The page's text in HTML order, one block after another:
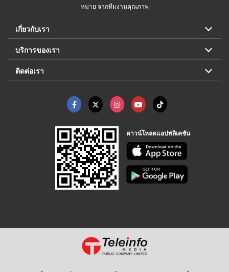
หมาย จากทีมงานคุณภาพ
เกี่ยวกับเรา
บริการของเรา
ติดต่อเรา
ดาวน์โหลดแอปพลิเคชัน